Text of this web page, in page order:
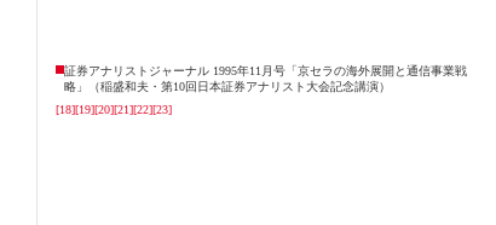
証券アナリストジャーナル 1995年11月号「京セラの海外展開と通信事業戦
略」（稲盛和夫・第10回日本証券アナリスト大会記念講演）
[18][19][20][21][22][23]